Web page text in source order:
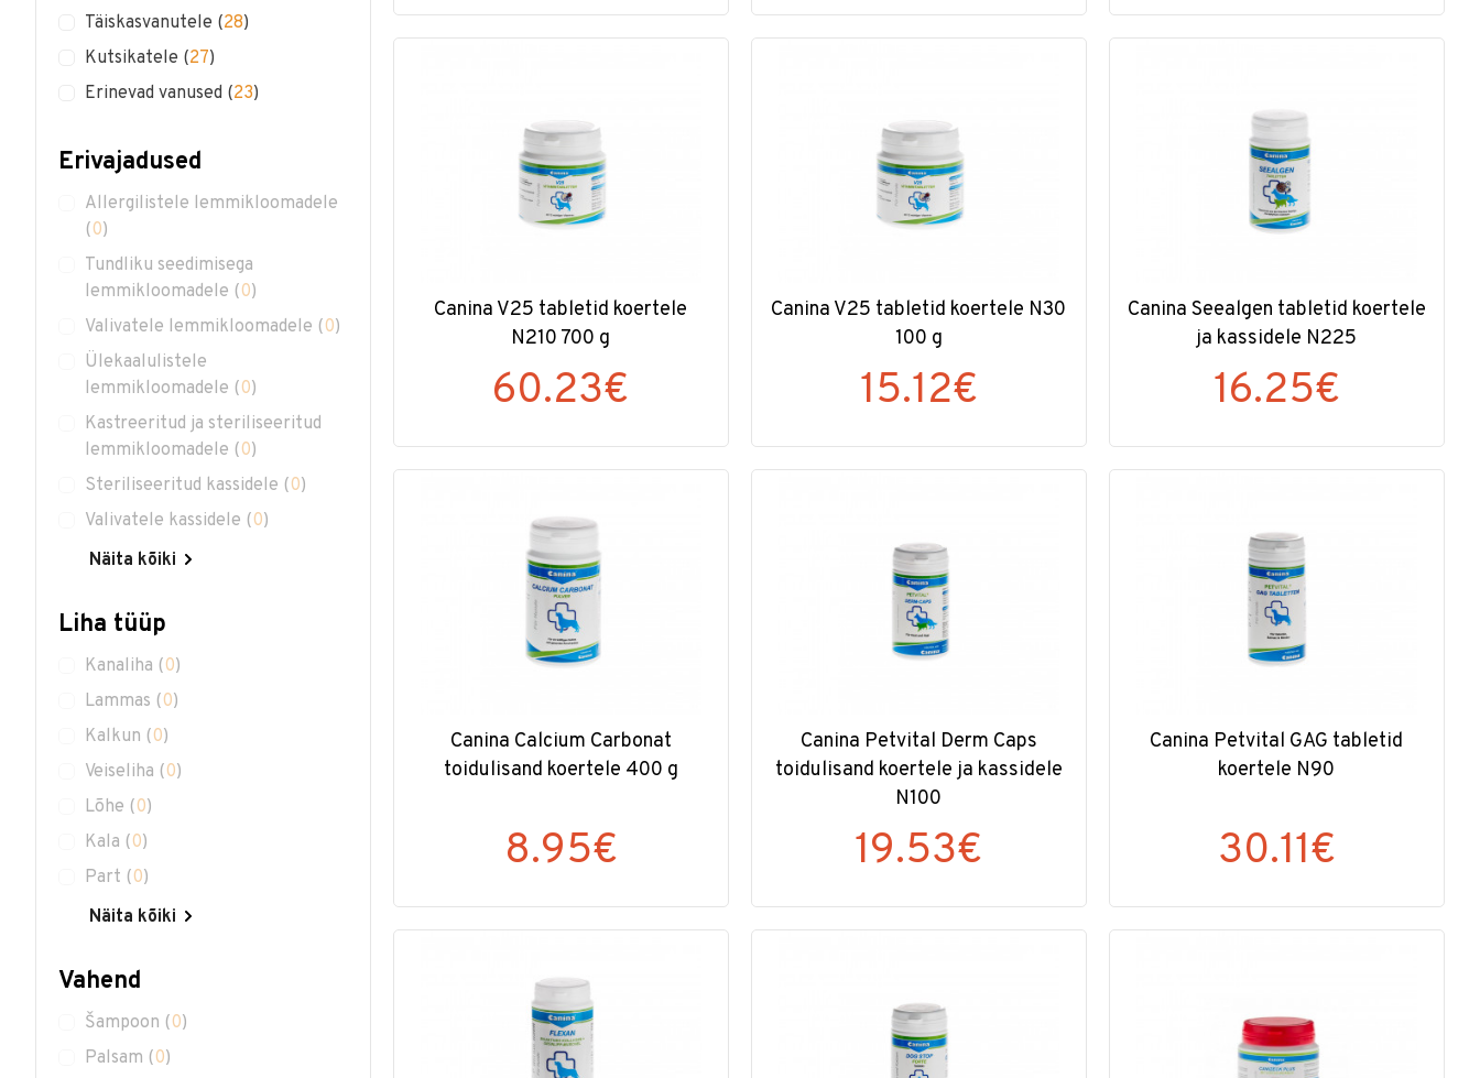
Täiskasvanutele (28)
Kutsikatele (27)
Erinevad vanused (23)
Erivajadused
Allergilistele lemmikloomadele
(0)
Tundliku seedimisega
lemmikloomadele (0)
Valivatele lemmikloomadele (0)
Ülekaalulistele
lemmikloomadele (0)
Kastreeritud ja steriliseeritud
lemmikloomadele (0)
Steriliseeritud kassidele (0)
Valivatele kassidele (0)
Näita kõiki
Liha tüüp
Kanaliha (0)
Lammas (0)
Kalkun (0)
Veiseliha (0)
Lõhe (0)
Kala (0)
Part (0)
Näita kõiki
Vahend
Šampoon (0)
Palsam (0)
Canina V25 tabletid koertele
N210 700 g
60.23€
Canina V25 tabletid koertele N30
100 g
15.12€
Canina Seealgen tabletid koertele
ja kassidele N225
16.25€
Canina Calcium Carbonat
toidulisand koertele 400 g
8.95€
Canina Petvital Derm Caps
toidulisand koertele ja kassidele
N100
19.53€
Canina Petvital GAG tabletid
koertele N90
30.11€